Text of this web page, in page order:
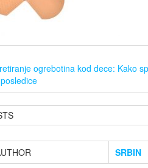
ogrebotina kod dece: Kako
SRBIN